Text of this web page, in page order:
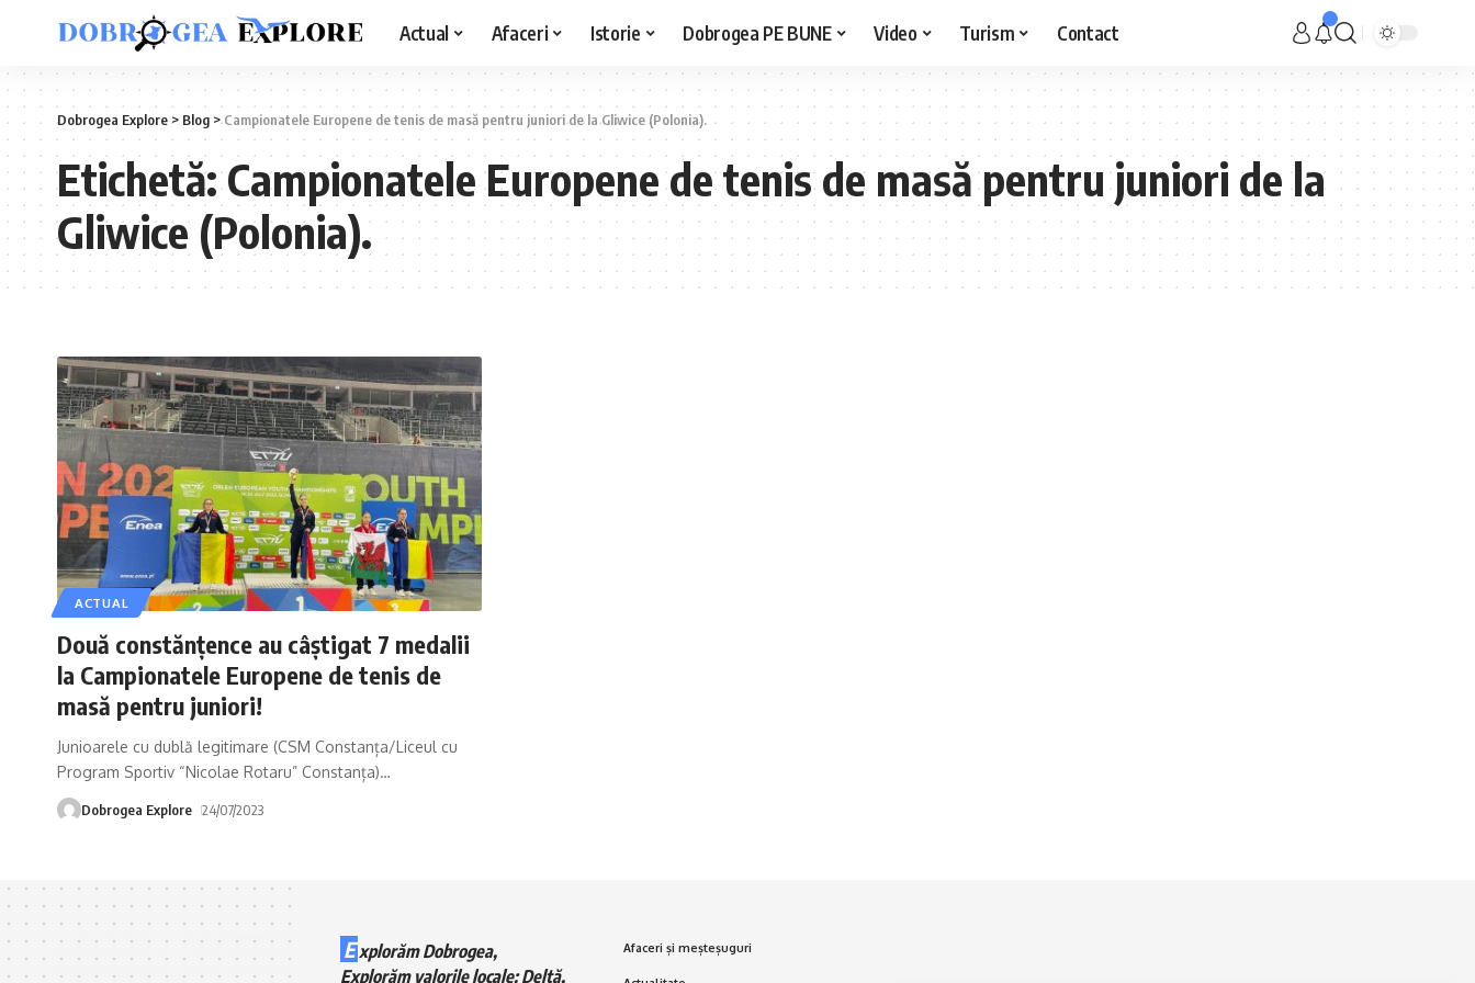
Actual Afaceri Istorie Dobrogea PE BUNE Video Turism Contact
Dobrogea Explore> Blog >Campionatele Europene de tenis de masă pentru juniori de la Gliwice (Polonia).
Etichetă:Campionatele Europene de tenis de masă pentru juniori de la
Gliwice (Polonia).
ACTUAL
Două constănţence au câștigat 7 medalii
la Campionatele Europene de tenis de
masă pentru juniori!
Junioarele cu dublă legitimare (CSM Constanța/Liceul cu
Program Sportiv “Nicolae Rotaru” Constanța)…
Dobrogea Explore 24/07/2023
E xplorăm Dobrogea,
Explorăm valorile locale: Deltă,
Afaceri și meșteșuguri